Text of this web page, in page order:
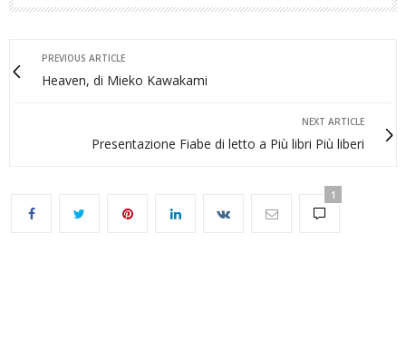
PREVIOUS ARTICLE
Heaven, di Mieko Kawakami
NEXT ARTICLE
Presentazione Fiabe di letto a Più libri Più liberi
1